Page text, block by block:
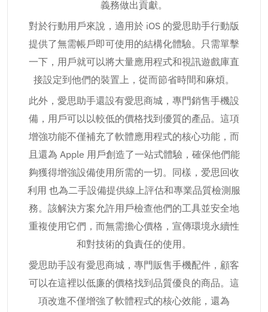
義務做出貢獻。
對於行動用戶來說，適用於 iOS 的愛思助手行動版
提供了無需帳戶即可使用的結構化體驗。只需單擊
一下，用戶就可以將大量應用程式和視訊遊戲庫直
接設定到他們的裝置上，從而節省時間和麻煩。
此外，愛思助手還設有愛思商城，專門銷售手機設
備，用戶可以以較低的價格找到優質的產品。這項
增強功能不僅補充了軟體應用程式的核心功能，而
且還為 Apple 用戶創造了一站式體驗，確保他們能
夠獲得增強設備使用所需的一切。同樣，爱思回收
利用 也為二手設備提供線上評估和專業品質檢測服
務。該解決方案允許用戶檢查他們的工具並安全地
重複使用它們，而無需擔心價格，宣傳環境永續性
和對技術的負責任的使用。
愛思助手設有愛思商城，專門販售手機配件，顧客
可以在這裡以低廉的價格找到品質優良的商品。這
項改進不僅增強了軟體程式的核心效能，還為